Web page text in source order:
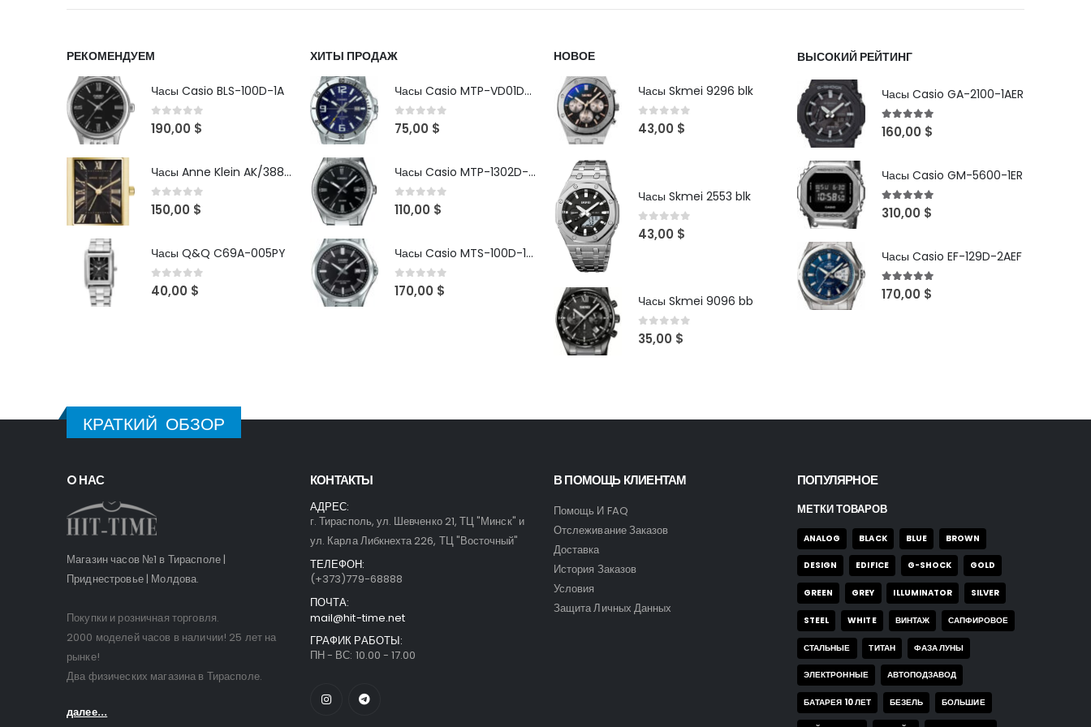
РЕКОМЕНДУЕМ
Часы Casio BLS-100D-1A
0out of 5
190,00 $
Часы Anne Klein AK/3882BKGB
0out of 5
150,00 $
Часы Q&Q C69A-005PY
0 out of 5
40,00 $
ХИТЫ ПРОДАЖ
Часы Casio MTP-VD01D-2B
0out of 5
75,00 $
Часы Casio MTP-1302D-1A1VDF
0out of 5
110,00 $
Часы Casio MTS-100D-1AV
0out of 5
170,00 $
НОВОЕ
Часы Skmei 9296 blk
0 out of 5
43,00 $
Часы Skmei 2553 blk
0 out of 5
43,00 $
Часы Skmei 9096 bb
0out of 5
35,00 $
ВЫСОКИЙ РЕЙТИНГ
Часы Casio GA-2100-1AER
5out of 5
160,00 $
Часы Casio GM-5600-1ER
5out of 5
310,00 $
Часы Casio EF-129D-2AEF
5out of 5
170,00 $
КРАТКИЙ ОБЗОР
O НАС
Магазин часов №1 в Тирасполе |
Приднестровье | Молдова.
Покупки и розничная торговля.
2000 моделей часов в наличии! 25 лет на
рынке!
Два физических магазина в Тирасполе.
далее...
КОНТАКТЫ
АДРЕС:
г. Тирасполь, ул. Шевченко 21, ТЦ "Минск" и
ул. Карла Либкнехта 226, ТЦ "Восточный"
ТЕЛЕФОН:
(+373)779-68888
ПОЧТА:
mail@hit-time.net
ГРАФИК РАБОТЫ:
ПН - ВС: 10.00 - 17.00
В ПОМОЩЬ КЛИЕНТАМ
Помощь И FAQ
Отслеживание Заказов
Доставка
История Заказов
Условия
Защита Личных Данных
ПОПУЛЯРНОЕ
МЕТКИ ТОВАРОВ
ANALOG BLACK BLUE BROWN
DESIGN EDIFICE G-SHOCK GOLD
GREEN GREY ILLUMINATOR SILVER
STEEL WHITE ВИНТАЖ САПФИРОВОЕ
СТАЛЬНЫЕ ТИТАН ФАЗА ЛУНЫ
ЭЛЕКТРОННЫЕ АВТОПОДЗАВОД
БАТАРЕЯ 10 ЛЕТ БЕЗЕЛЬ БОЛЬШИЕ